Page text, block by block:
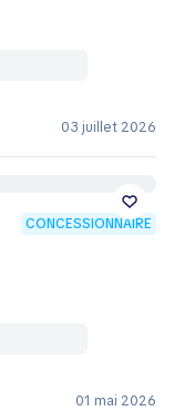
03 juillet 2026
CONCESSIONNAIRE
01 mai 2026